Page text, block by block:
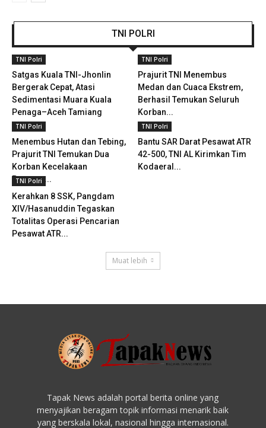
TNI POLRI
TNI Polri
Satgas Kuala TNI-Jhonlin
Bergerak Cepat, Atasi
Sedimentasi Muara Kuala
Penaga–Aceh Tamiang
TNI Polri
Prajurit TNI Menembus
Medan dan Cuaca Ekstrem,
Berhasil Temukan Seluruh
Korban...
TNI Polri
Menembus Hutan dan Tebing,
Prajurit TNI Temukan Dua
Korban Kecelakaan
Pesawat...
TNI Polri
Bantu SAR Darat Pesawat ATR
42-500, TNI AL Kirimkan Tim
Kodaeral...
TNI Polri
Kerahkan 8 SSK, Pangdam
XIV/Hasanuddin Tegaskan
Totalitas Operasi Pencarian
Pesawat ATR...
Muat lebih
Tapak News adalah portal berita online yang
menyajikan beragam topik informasi menarik baik
yang berskala lokal, nasional hingga internasional.